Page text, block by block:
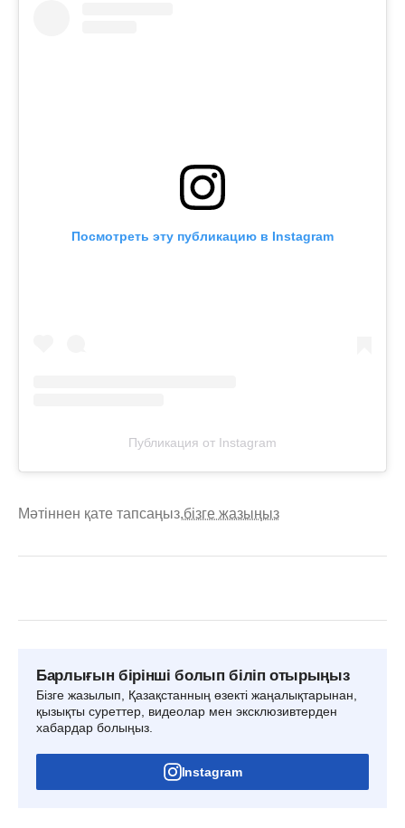
Посмотреть эту публикацию в Instagram
Публикация от Instagram
Мәтіннен қате тапсаңыз,бізге жазыңыз
Барлығын бірінші болып біліп отырыңыз
Бізге жазылып, Қазақстанның өзекті жаңалықтарынан,
қызықты суреттер, видеолар мен эксклюзивтерден
хабардар болыңыз.
Instagram